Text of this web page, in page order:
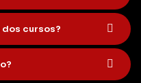
cursos?